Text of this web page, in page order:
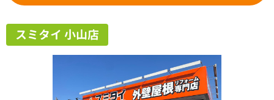
スミタイ 小山店